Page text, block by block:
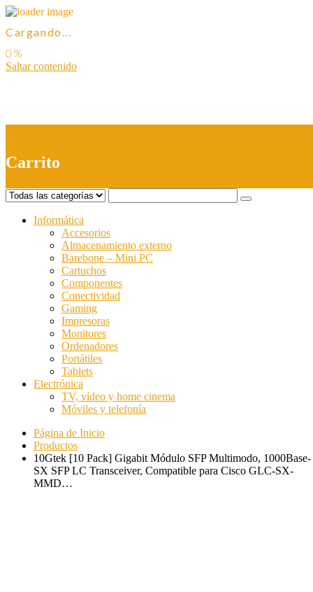
Cargando...
Saltar contenido
Carrito
Informática
Accesorios
Almacenamiento externo
Barebone – Mini PC
Cartuchos
Componentes
Conectividad
Gaming
Impresoras
Monitores
Ordenadores
Portátiles
Tablets
Electrónica
TV, vídeo y home cinema
Móviles y telefonía
Página de Inicio
Productos
10Gtek [10 Pack] Gigabit Módulo SFP Multimodo, 1000Base-
SX SFP LC Transceiver, Compatible para Cisco GLC-SX-
MMD…